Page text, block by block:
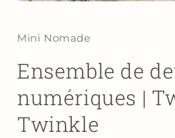
1
fenêtre
modale
Mini Nomade
Ensemble de
numériques |
Twinkle